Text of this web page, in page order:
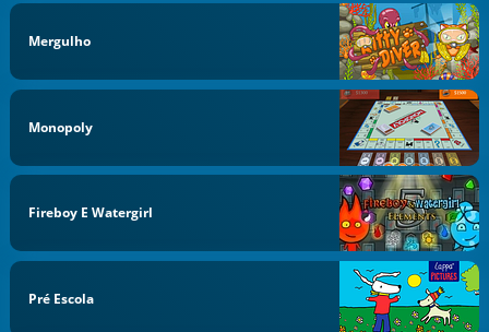
Mergulho
Monopoly
Fireboy E Watergirl
Pré Escola